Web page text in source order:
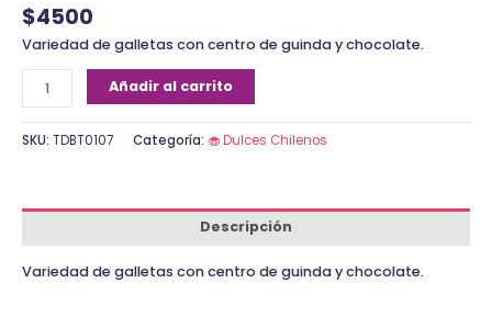
$4500
Variedad de galletas con centro de guinda y chocolate.
Añadir al carrito
SKU: TDBT0107 Categoría: 🧁 Dulces Chilenos
Descripción
Variedad de galletas con centro de guinda y chocolate.